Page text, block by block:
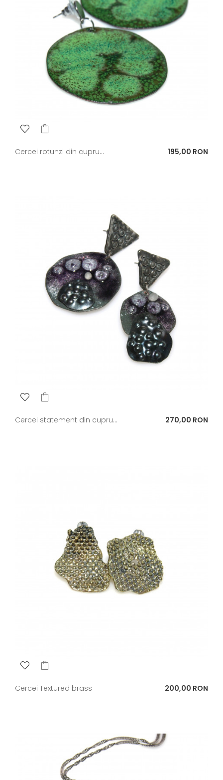
Cercei rotunzi din cupru... Pret
195,00 RON
Cercei statement din cupru... Pret
270,00 RON
Cercei Textured brass Pret
200,00 RON